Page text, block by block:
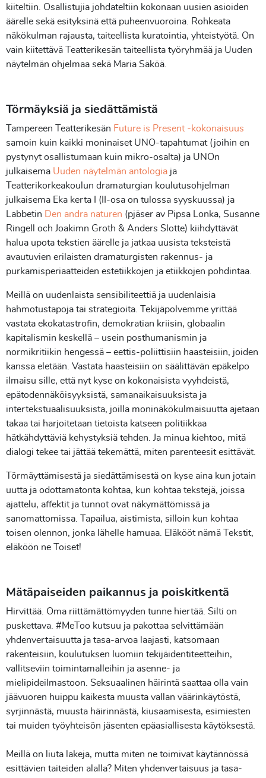
kiiteltiin. Osallistujia johdateltiin kokonaan uusien asioiden
äärelle sekä esityksinä että puheenvuoroina. Rohkeata
näkökulman rajausta, taiteellista kuratointia, yhteistyötä. On
vain kiitettävä Teatterikesän taiteellista työryhmää ja Uuden
näytelmän ohjelmaa sekä Maria Säköä.
Törmäyksiä ja siedättämistä
Tampereen Teatterikesän Future is Present -kokonaisuus
samoin kuin kaikki moninaiset UNO-tapahtumat (joihin en
pystynyt osallistumaan kuin mikro-osalta) ja UNOn
julkaisema Uuden näytelmän antologia ja
Teatterikorkeakoulun dramaturgian koulutusohjelman
julkaisema Eka kerta I (II-osa on tulossa syyskuussa) ja
Labbetin
Den andra naturen (pjäser av Pipsa Lonka, Susanne
Ringell och Joakimn Groth & Anders Slotte) kiihdyttävät
halua upota tekstien äärelle ja jatkaa uusista teksteistä
avautuvien erilaisten dramaturgisten rakennus- ja
purkamisperiaatteiden estetiikkojen ja etiikkojen pohdintaa.
Meillä on uudenlaista sensibiliteettiä ja uudenlaisia
hahmotustapoja tai strategioita. Tekijäpolvemme yrittää
vastata ekokatastrofin, demokratian kriisin, globaalin
kapitalismin keskellä – usein posthumanismin ja
normikritiikin hengessä – eettis-poliittisiin haasteisiin, joiden
kanssa eletään. Vastata haasteisiin on säälittävän epäkelpo
ilmaisu sille, että nyt kyse on kokonaisista vyyhdeistä,
epätodennäköisyyksistä, samanaikaisuuksista ja
intertekstuaalisuuksista, joilla moninäkökulmaisuutta ajetaan
takaa tai harjoitetaan tietoista katseen politiikkaa
hätkähdyttäviä kehystyksiä tehden. Ja minua kiehtoo, mitä
dialogi tekee tai jättää tekemättä, miten parenteesit esittävät.
Törmäyttämisestä ja siedättämisestä on kyse aina kun jotain
uutta ja odottamatonta kohtaa, kun kohtaa tekstejä, joissa
ajattelu, affektit ja tunnot ovat näkymättömissä ja
sanomattomissa. Tapailua, aistimista, silloin kun kohtaa
toisen olennon, jonka lähelle hamuaa. Eläkööt nämä Tekstit,
eläköön ne Toiset!
Mätäpaiseiden paikannus ja poiskitkentä
Hirvittää. Oma riittämättömyyden tunne hiertää. Silti on
puskettava. #MeToo kutsuu ja pakottaa selvittämään
yhdenvertaisuutta ja tasa-arvoa laajasti, katsomaan
rakenteisiin, koulutuksen luomiin tekijäidentiteetteihin,
vallitseviin toimintamalleihin ja asenne- ja
mielipideilmastoon. Seksuaalinen häirintä saattaa olla vain
jäävuoren huippu kaikesta muusta vallan väärinkäytöstä,
syrjinnästä, muusta häirinnästä, kiusaamisesta, esimiesten
tai muiden työyhteisön jäsenten epäasiallisesta käytöksestä.
Meillä on liuta lakeja, mutta miten ne toimivat käytännössä
esittävien taiteiden alalla? Miten yhdenvertaisuus ja tasa-